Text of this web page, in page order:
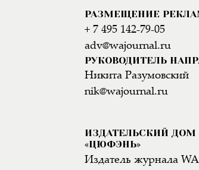
РАЗМЕЩЕНИЕ
+ 7 495 142-79-05
adv@wajournal.ru
РУКОВОДИТЕЛЬ
Никита Разумовский
nik@wajournal.ru
ИЗДАТЕЛЬСКИЙ ДОМ
«ЦЮФЭНЬ»
Издатель журнала WA